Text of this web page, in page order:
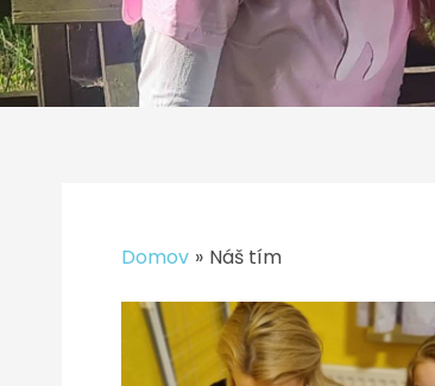
Domov Náš tím